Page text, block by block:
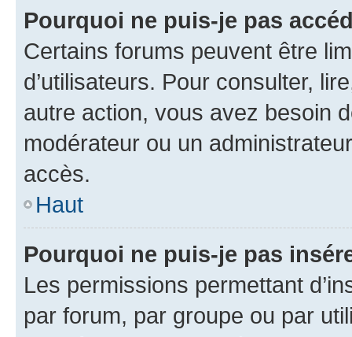
Pourquoi ne puis-je pas
Certains forums peuvent être
d’utilisateurs. Pour consulter,
autre action, vous avez besoin
modérateur ou un
accès.
Haut
Pourquoi ne puis-je pas
Les permissions permettant
par forum, par groupe ou par